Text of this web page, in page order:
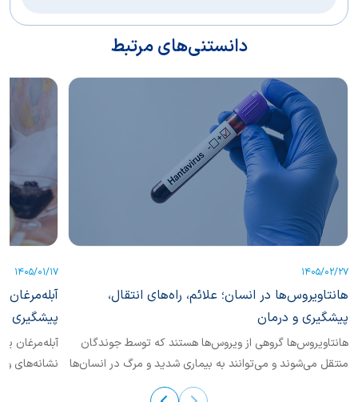
دانستنی‌های مرتبط
1405/02/27
هانتاویروس‌ها در انسان؛ علائم، راه‌های انتقال،
پیشگیری و درمان
هانتاویروس‌ها گروهی از ویروس‌ها هستند که توسط جوندگان
منتقل می‌شوند و می‌توانند به بیماری شدید و مرگ در انسان‌ها
1405/01/17
پیشگیری
آبله‌مرغان
نشانه‌های